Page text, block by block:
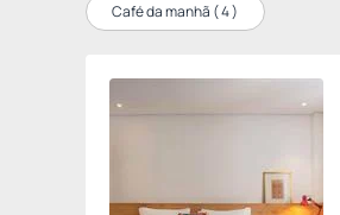
Café da manhã (4)